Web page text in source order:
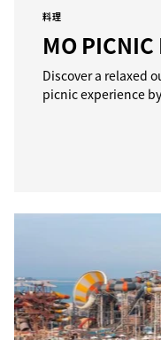
料理
MO PICNIC
Discover a relaxed
picnic experience